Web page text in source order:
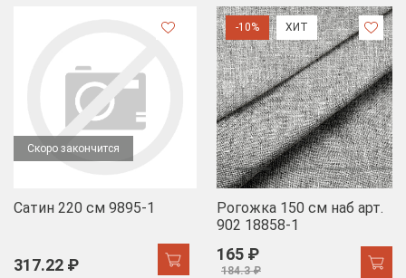
Скоро закончится
Сатин 220 см 9895-1
317.22 ₽
-10% ХИТ
Рогожка 150 см наб арт.
902 18858-1
165 ₽
184.3 ₽